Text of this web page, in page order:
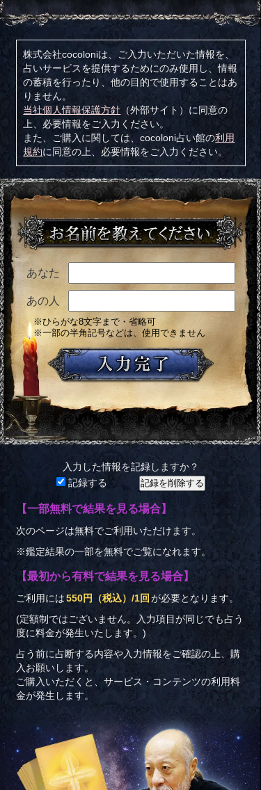
株式会社cocoloniは、ご入力いただいた情報を、
占いサービスを提供するためにのみ使用し、情報
の蓄積を行ったり、他の目的で使用することはあ
りません。
当社個人情報保護方針 （外部サイト）に同意の
上、必要情報をご入力ください。
また、ご購入に関しては、cocoloni占い館の利用
規約に同意の上、必要情報をご入力ください。
あなた
あの人
※ひらがな8文字まで・省略可
※一部の半角記号などは、使用できません
入力した情報を記録しますか？
記録する
【一部無料で結果を見る場合】
次のページは無料でご利用いただけます。
※鑑定結果の一部を無料でご覧になれます。
【最初から有料で結果を見る場合】
ご利用には550円（税込）/1回 が必要となります。
(定額制ではございません。入力項目が同じでも占う
度に料金が発生いたします。)
占う前に占断する内容や入力情報をご確認の上、購
入お願いします。
ご購入いただくと、サービス・コンテンツの利用料
金が発生します。